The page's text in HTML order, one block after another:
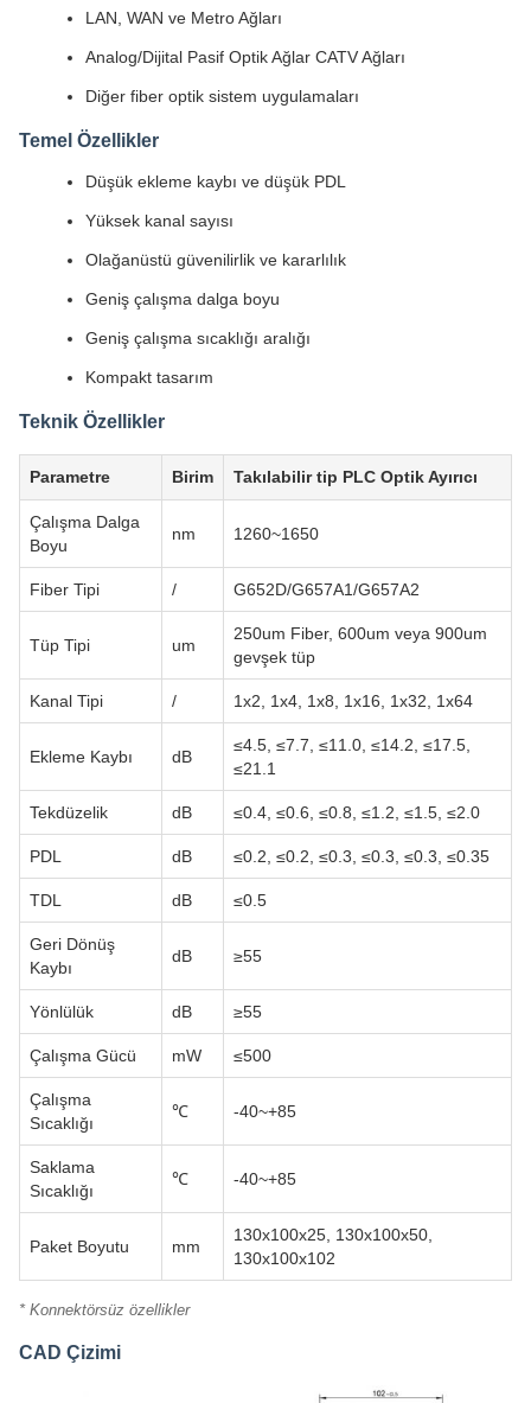
LAN, WAN ve Metro Ağları
Analog/Dijital Pasif Optik Ağlar CATV Ağları
Diğer fiber optik sistem uygulamaları
Temel Özellikler
Düşük ekleme kaybı ve düşük PDL
Yüksek kanal sayısı
Olağanüstü güvenilirlik ve kararlılık
Geniş çalışma dalga boyu
Geniş çalışma sıcaklığı aralığı
Kompakt tasarım
Teknik Özellikler
Parametre Birim Takılabilir tip PLC Optik Ayırıcı
Çalışma Dalga
Boyu
nm 1260~1650
Fiber Tipi / G652D/G657A1/G657A2
Tüp Tipi um
250um Fiber, 600um veya 900um
gevşek tüp
Kanal Tipi / 1x2, 1x4, 1x8, 1x16, 1x32, 1x64
Ekleme Kaybı dB
≤4.5, ≤7.7, ≤11.0, ≤14.2, ≤17.5,
≤21.1
Tekdüzelik dB ≤0.4, ≤0.6, ≤0.8, ≤1.2, ≤1.5, ≤2.0
PDL dB ≤0.2, ≤0.2, ≤0.3, ≤0.3, ≤0.3, ≤0.35
TDL dB ≤0.5
Geri Dönüş
Kaybı
dB ≥55
Yönlülük dB ≥55
Çalışma Gücü mW ≤500
Çalışma
Sıcaklığı
℃ -40~+85
Saklama
Sıcaklığı
℃ -40~+85
Paket Boyutu mm
130x100x25, 130x100x50,
130x100x102
* Konnektörsüz özellikler
CAD Çizimi